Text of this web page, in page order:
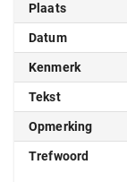
Plaats
Datum
Kenmerk
Tekst
Opmerking
Trefwoord